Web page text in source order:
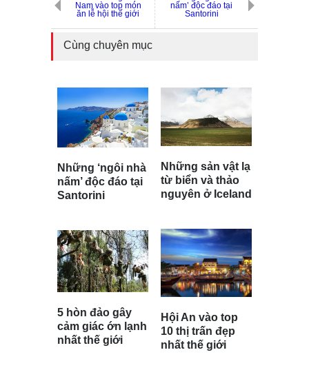
Nam vào top món
ăn lễ hội thế giới
nấm’ độc đáo tại
Santorini
Cùng chuyên mục
Những ‘ngôi nhà
nấm’ độc đáo tại
Santorini
5 hòn đảo gây
cảm giác ớn lạnh
nhất thế giới
Những sản vật lạ
từ biển và thảo
nguyên ở Iceland
Hội An vào top
10 thị trấn đẹp
nhất thế giới